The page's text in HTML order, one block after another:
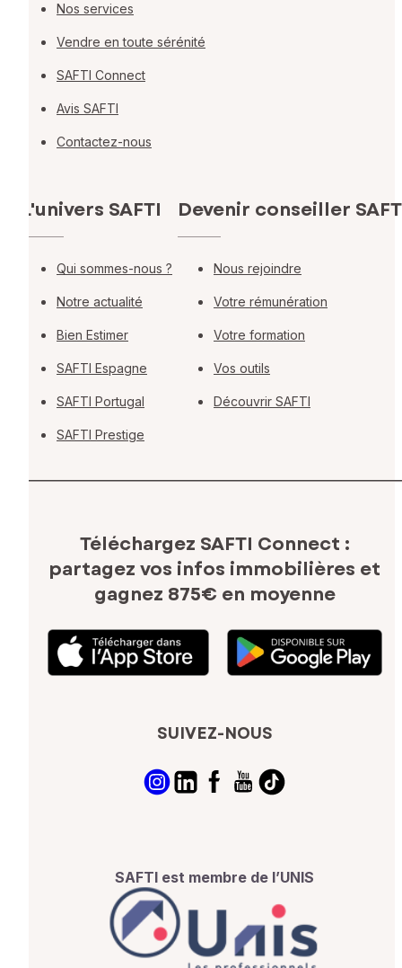
Nos services
Vendre en toute sérénité
SAFTI Connect
Avis SAFTI
Contactez-nous
L'univers SAFTI
Qui sommes-nous ?
Notre actualité
Bien Estimer
SAFTI Espagne
SAFTI Portugal
SAFTI Prestige
Devenir conseiller
Nous rejoindre
Votre rémunération
Votre formation
Vos outils
Découvrir SAFTI
Téléchargez SAFTI Connect :
partagez vos infos immobilières et
gagnez 875€ en moyenne
SUIVEZ-NOUS
SAFTI est membre de l’UNIS